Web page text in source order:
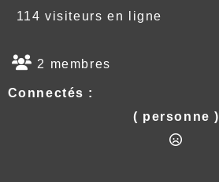
114 visiteurs en ligne
2 membres
Connectés :
( personne )